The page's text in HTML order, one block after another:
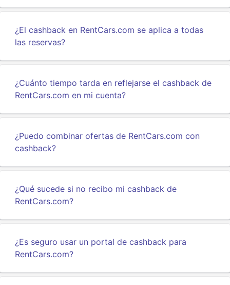
¿El cashback en RentCars.com se aplica a todas
las reservas?
¿Cuánto tiempo tarda en reflejarse el cashback de
RentCars.com en mi cuenta?
¿Puedo combinar ofertas de RentCars.com con
cashback?
¿Qué sucede si no recibo mi cashback de
RentCars.com?
¿Es seguro usar un portal de cashback para
RentCars.com?